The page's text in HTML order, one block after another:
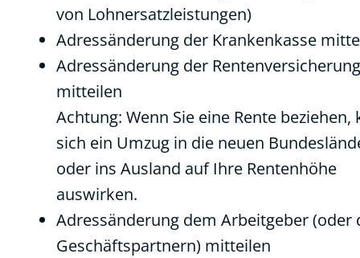
von Lohnersatzleistungen)
Adressänderung der Krankenkasse
Adressänderung der Rentenversicherung
mitteilen
Achtung: Wenn Sie eine Rente beziehen,
sich ein Umzug in die neuen
oder ins Ausland auf Ihre Rentenhöhe
auswirken.
Adressänderung dem Arbeitgeber (oder
Geschäftspartnern) mitteilen